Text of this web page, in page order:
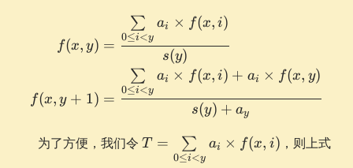
\begin{aligned} f(x, y)
f(x, y)
f(x, y + 1)
=
s(y)
0≤i<y
∑ ai × f(x, i)
=
s(y) + ay
0≤i<y
∑ ai × f(x, i) + ai × f(x, y)
为了方便，我们令 T =
\sum\limits_{0
T =
0≤i<y
∑ ai × f(x, i) ，则上式